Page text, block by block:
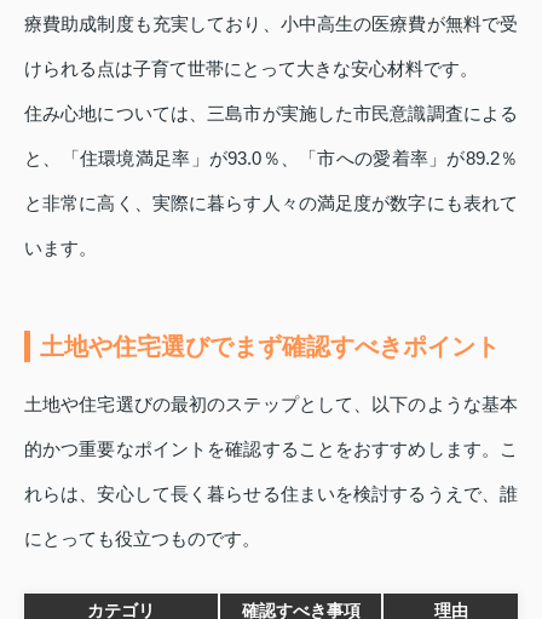
療費助成制度も充実しており、小中高生の医療費が無料で受
けられる点は子育て世帯にとって大きな安心材料です。
住み心地については、三島市が実施した市民意識調査による
と、「住環境満足率」が93.0％、「市への愛着率」が89.2％
と非常に高く、実際に暮らす人々の満足度が数字にも表れて
います。
土地や住宅選びでまず確認すべきポイント
土地や住宅選びの最初のステップとして、以下のような基本
的かつ重要なポイントを確認することをおすすめします。こ
れらは、安心して長く暮らせる住まいを検討するうえで、誰
にとっても役立つものです。
カテゴリ 確認すべき事項 理由